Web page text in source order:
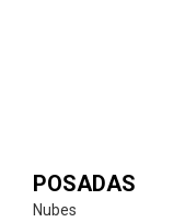
POSADAS
Nubes